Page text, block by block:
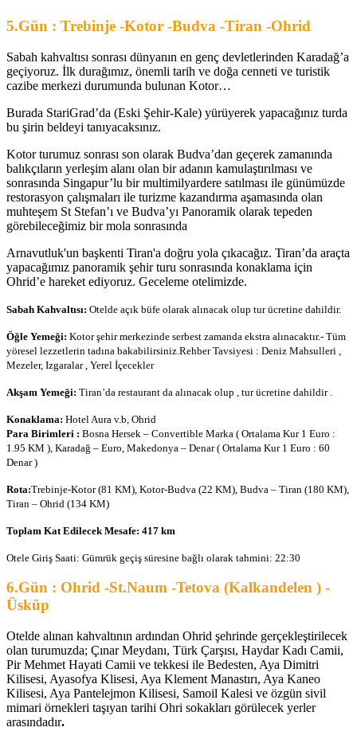
5.Gün : Trebinje -Kotor -Budva -Tiran -Ohrid
Sabah kahvaltısı sonrası dünyanın en genç devletlerinden Karadağ’a
geçiyoruz. İlk durağımız, önemli tarih ve doğa cenneti ve turistik
cazibe merkezi durumunda bulunan Kotor…
Burada StariGrad’da (Eski Şehir-Kale) yürüyerek yapacağınız turda
bu şirin beldeyi tanıyacaksınız.
Kotor turumuz sonrası son olarak Budva’dan geçerek zamanında
balıkçıların yerleşim alanı olan bir adanın kamulaştırılması ve
sonrasında Singapur’lu bir multimilyardere satılması ile günümüzde
restorasyon çalışmaları ile turizme kazandırma aşamasında olan
muhteşem St Stefan’ı ve Budva’yı Panoramik olarak tepeden
görebileceğimiz bir mola sonrasında
Arnavutluk'un başkenti Tiran'a doğru yola çıkacağız. Tiran’da araçta
yapacağımız panoramik şehir turu sonrasında konaklama için
Ohrid’e hareket ediyoruz. Geceleme otelimizde.
Sabah Kahvaltısı: Otelde açık büfe olarak alınacak olup tur ücretine dahildir.
Öğle Yemeği: Kotor şehir merkezinde serbest zamanda ekstra alınacaktır.- Tüm
yöresel lezzetlerin tadına bakabilirsiniz.Rehber Tavsiyesi : Deniz Mahsulleri ,
Mezeler, Izgaralar , Yerel İçecekler
Akşam Yemeği: Tiran’da restaurant da alınacak olup , tur ücretine dahildir .
Konaklama: Hotel Aura v.b, Ohrid
Para Birimleri : Bosna Hersek – Convertible Marka ( Ortalama Kur 1 Euro :
1.95 KM ), Karadağ – Euro, Makedonya – Denar ( Ortalama Kur 1 Euro : 60
Denar )
Rota:Trebinje-Kotor (81 KM), Kotor-Budva (22 KM), Budva – Tiran (180 KM),
Tiran – Ohrid (134 KM)
Toplam Kat Edilecek Mesafe: 417 km
Otele Giriş Saati: Gümrük geçiş süresine bağlı olarak tahmini: 22:30
6.Gün : Ohrid -St.Naum -Tetova (Kalkandelen ) -
Üsküp
Otelde alınan kahvaltının ardından Ohrid şehrinde gerçekleştirilecek
olan turumuzda; Çınar Meydanı, Türk Çarşısı, Haydar Kadı Camii,
Pir Mehmet Hayati Camii ve tekkesi ile Bedesten, Aya Dimitri
Kilisesi, Ayasofya Klisesi, Aya Klement Manastırı, Aya Kaneo
Kilisesi, Aya Pantelejmon Kilisesi, Samoil Kalesi ve özgün sivil
mimari örnekleri taşıyan tarihi Ohri sokakları görülecek yerler
arasındadır.